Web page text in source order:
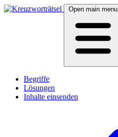
Open main menu
Begriffe
Lösungen
Inhalte einsenden